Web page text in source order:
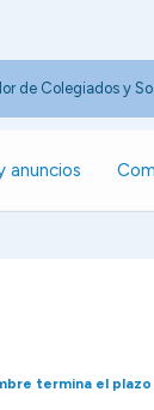
de Colegiados y
anuncios
termina el